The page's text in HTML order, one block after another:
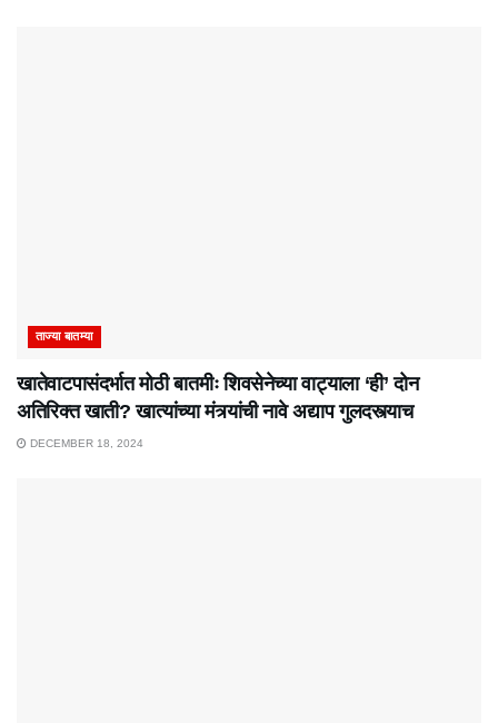
ताज्या बातम्या
खातेवाटपासंदर्भात मोठी बातमीः शिवसेनेच्या वाट्याला ‘ही’ दोन
अतिरिक्त खाती? खात्यांच्या मंत्र्यांची नावे अद्याप गुलदस्त्याच
DECEMBER 18, 2024